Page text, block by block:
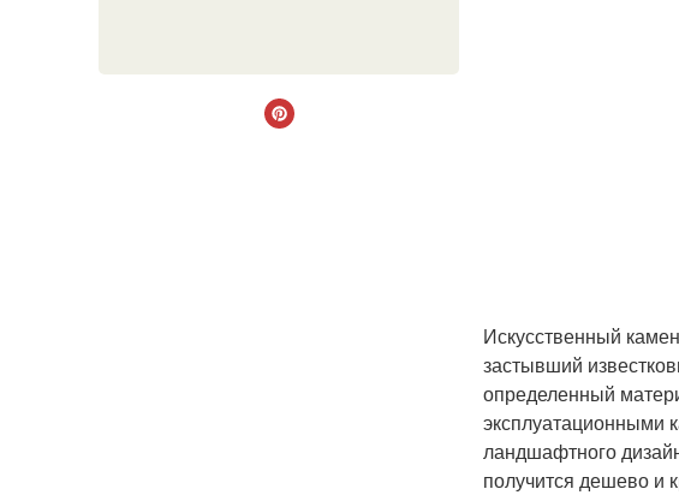
Искусственный
застывший
определенный
эксплуатационными
ландшафтного
получится дешево и